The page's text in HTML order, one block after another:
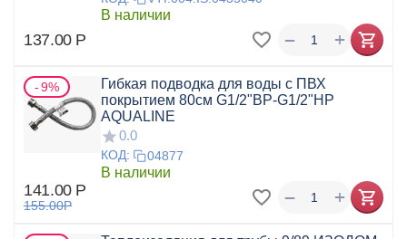
В наличии
137.00 Р +
−
9%
Гибкая подводка для воды с ПВХ
покрытием 80см G1/2"ВР-G1/2"НР
AQUALINE
0.0
КОД: 04877
В наличии
141.00 Р
155.00Р +
−